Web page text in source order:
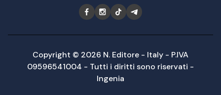
Copyright © 2026 N. Editore - Italy - P.IVA
09596541004 - Tutti i diritti sono riservati -
Ingenia